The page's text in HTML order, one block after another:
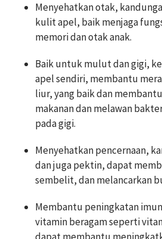
Menyehatkan otak,
kulit apel, baik menjaga
memori dan otak anak.
Baik untuk mulut dan gigi,
apel sendiri, membantu
liur, yang baik dan
makanan dan melawan
pada gigi.
Menyehatkan pencernaan,
dan juga pektin, dapat
sembelit, dan melancarkan
Membantu peningkatan
vitamin beragam seperti